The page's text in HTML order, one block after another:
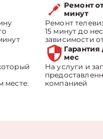
Ремонт
минут
Ремонт
15 минут до
зависимости
месте.
Гарантия
мес
На услуги и
компанией